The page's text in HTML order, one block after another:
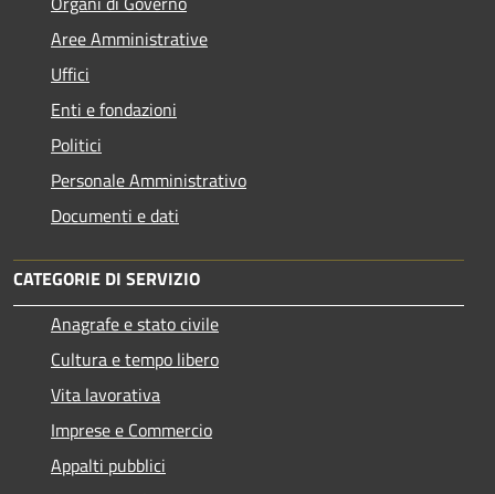
Aree Amministrative
Uffici
Enti e fondazioni
Politici
Personale Amministrativo
Documenti e dati
CATEGORIE DI SERVIZIO
Anagrafe e stato civile
Cultura e tempo libero
Vita lavorativa
Imprese e Commercio
Appalti pubblici